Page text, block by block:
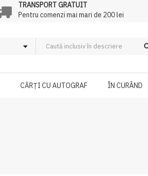
TRANSPORT GRATUIT
Pentru comenzi mai mari de 200 lei
CĂRȚI CU AUTOGRAF ÎN CURÂND